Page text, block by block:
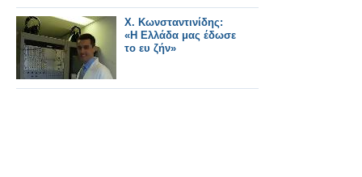
Χ. Κωνσταντινίδης:
«Η Ελλάδα μας έδωσε
το ευ ζήν»